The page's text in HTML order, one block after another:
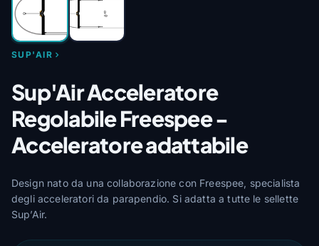
SUP'AIR
Sup'Air Acceleratore
Regolabile Freespee -
Acceleratore adattabile
Design nato da una collaborazione con Freespee, specialista
degli acceleratori da parapendio. Si adatta a tutte le sellette
Sup’Air.